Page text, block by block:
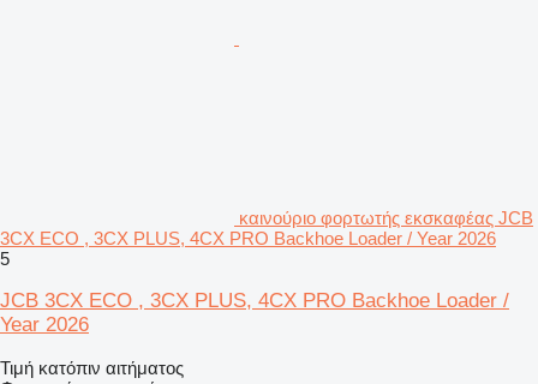
καινούριο φορτωτής εκσκαφέας JCB
3CX ECO , 3CX PLUS, 4CX PRO Backhoe Loader / Year 2026
5
JCB 3CX ECO , 3CX PLUS, 4CX PRO Backhoe Loader /
Year 2026
Τιμή κατόπιν αιτήματος